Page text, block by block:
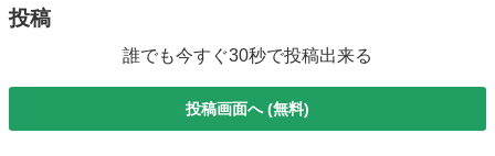
投稿
誰でも今すぐ30秒で投稿出来る
投稿画面へ (無料)